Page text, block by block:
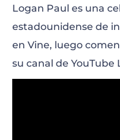
Logan Paul es una
estadounidense de
en Vine, luego
su canal de YouTube